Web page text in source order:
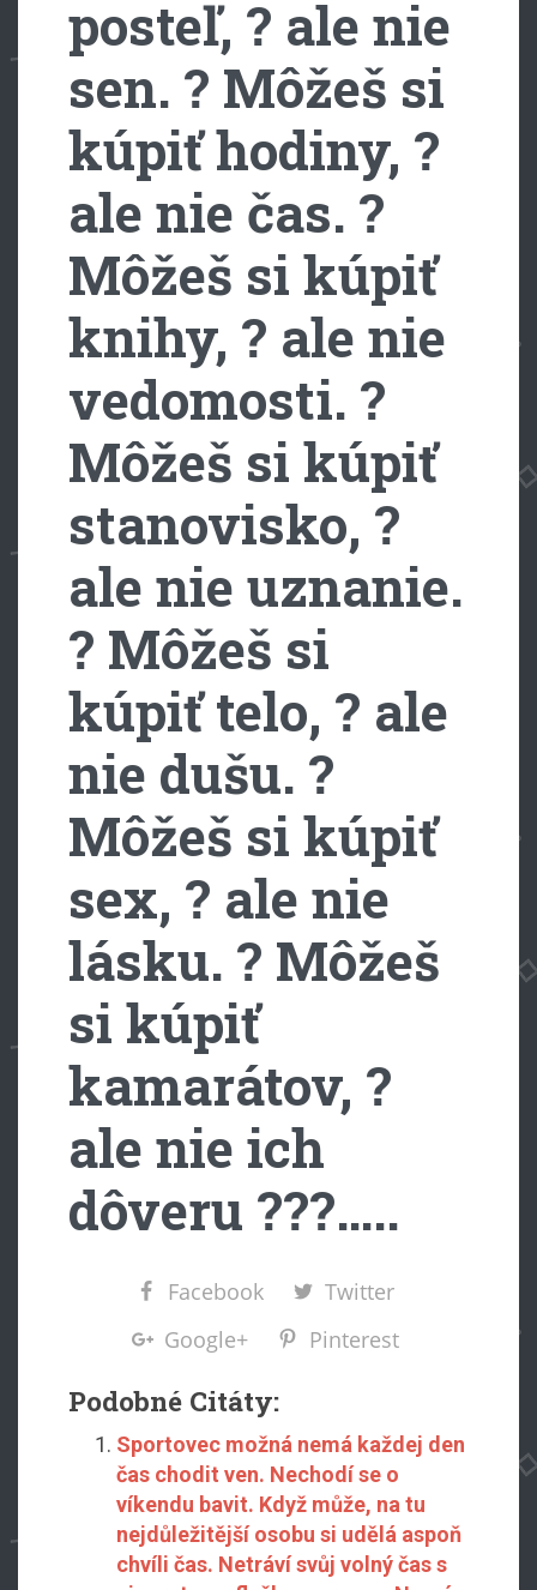
posteľ, ? ale nie
sen. ? Môžeš si
kúpiť hodiny, ?
ale nie čas. ?
Môžeš si kúpiť
knihy, ? ale nie
vedomosti. ?
Môžeš si kúpiť
stanovisko, ?
ale nie uznanie.
? Môžeš si
kúpiť telo, ? ale
nie dušu. ?
Môžeš si kúpiť
sex, ? ale nie
lásku. ? Môžeš
si kúpiť
kamarátov, ?
ale nie ich
dôveru ???…..
Facebook
Twitter
Google+
Pinterest
Podobné Citáty:
Sportovec možná nemá každej den
čas chodit ven. Nechodí se o
víkendu bavit. Když může, na tu
nejdůležitější osobu si udělá aspoň
chvíli čas. Netráví svůj volný čas s